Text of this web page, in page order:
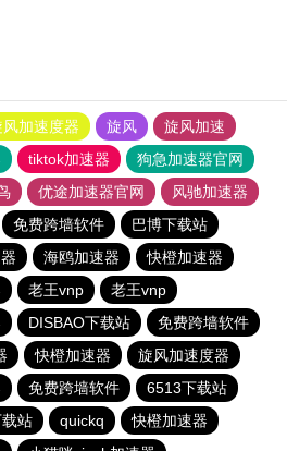
风加速度器 旋风
旋风加速
tiktok加速器
狗急加速器官网
优途加速器官网
风驰加速器
免费跨墙软件
巴博下载站
海鸥加速器
快橙加速器
老王vnp
老王vnp
DISBAO下载站
免费跨墙软件
快橙加速器
旋风加速度器
免费跨墙软件
6513下载站
站 quickq
快橙加速器